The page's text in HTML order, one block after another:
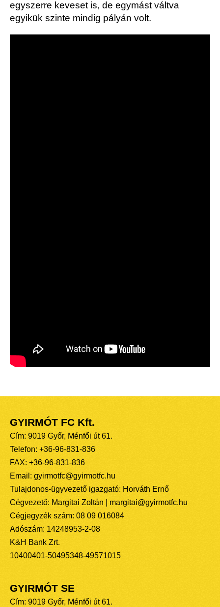
egyszerre keveset is, de egymást váltva
egyikük szinte mindig pályán volt.
GYIRMÓT FC Kft.
Cím: 9019 Győr, Ménfői út 61.
Telefon: +36-96-831-836
FAX: +36-96-831-836
Email: gyirmotfc@gyirmotfc.hu
Tulajdonos-ügyvezető igazgató: Horváth Ernő
Cégvezető: Margitai Zoltán | margitai@gyirmotfc.hu
Cégjegyzék szám: 08 09 016084
Adószám: 14248953-2-08
K&H Bank Zrt.
10400401-50495348-49571015
GYIRMÓT SE
Cím: 9019 Győr, Ménfői út 61.